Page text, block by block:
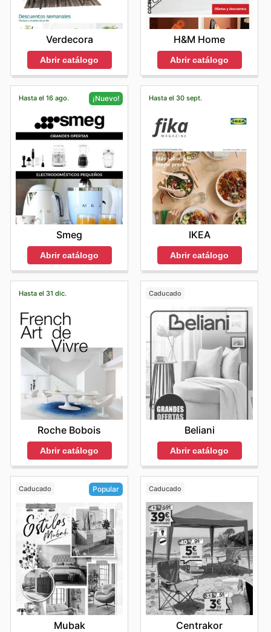
Verdecora
Abrir catálogo
H&M Home
Abrir catálogo
Hasta el 16 ago. ¡Nuevo!
Smeg
Abrir catálogo
Hasta el 30 sept.
IKEA
Abrir catálogo
Hasta el 31 dic.
Roche Bobois
Abrir catálogo
Caducado
Beliani
Abrir catálogo
Caducado Popular
Mubak
Caducado
Centrakor